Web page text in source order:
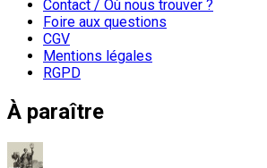
Contact / Où nous trouver ?
Foire aux questions
CGV
Mentions légales
RGPD
À paraître